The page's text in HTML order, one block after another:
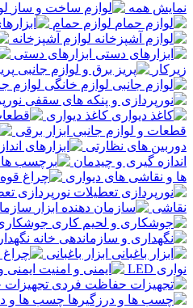
نمایش همه
لوازم حمام
لوازم آشپزخانه
ابزارهای دستی
زیرکار
لوازم
کاغذ دیواری
قطعات و لوازم جانبی ابزار برقی
دوربین های نظارتی
اندازه گیری و چیدمان
ها و نقاشی های دیواری
نورپردازی
نقاشی
ابزار باغبانی
نواری LED
ایمنی
چسب ها و